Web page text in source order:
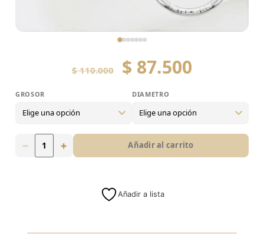
$110.000 $ 87.500
16g
GROSOR DIAMETRO
− + Añadir al carrito
Añadir a lista